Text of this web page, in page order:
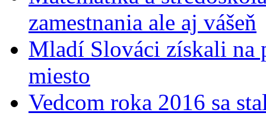
zamestnania ale aj vášeň
Mladí Slováci získali na
miesto
Vedcom roka 2016 sa